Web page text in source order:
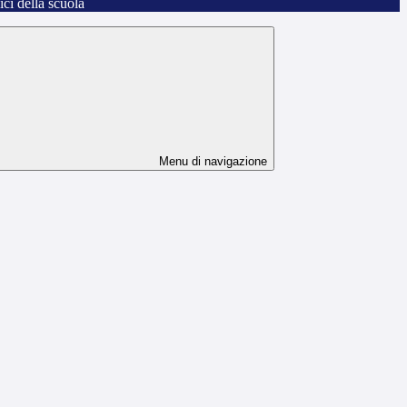
della scuola
Menu di navigazione